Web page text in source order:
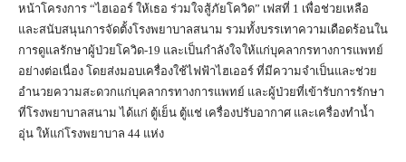
หน้าโครงการ “ไฮเออร์ ให้เธอ ร่วมใจสู้ภัยโควิด” เฟสที่ 1 เพื่อช่วยเหลือ
และสนับสนุนการจัดตั้งโรงพยาบาลสนาม รวมทั้งบรรเทาความเดือดร้อนใน
การดูแลรักษาผู้ป่วยโควิด-19 และเป็นกำลังใจให้แก่บุคลากรทางการแพทย์
อย่างต่อเนื่อง โดยส่งมอบเครื่องใช้ไฟฟ้าไฮเออร์ ที่มีความจำเป็นและช่วย
อำนวยความสะดวกแก่บุคลากรทางการแพทย์ และผู้ป่วยที่เข้ารับการรักษา
ที่โรงพยาบาลสนาม ได้แก่ ตู้เย็น ตู้แช่ เครื่องปรับอากาศ และเครื่องทำน้ำ
อุ่น ให้แก่โรงพยาบาล 44 แห่ง